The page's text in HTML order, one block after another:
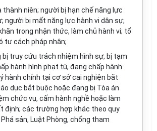
thành niên; người bị hạn chế năng lực
người bị mất năng lực hành vi dân sự;
trong nhận thức, làm chủ hành vi; tổ
tư cách pháp nhân;
bị truy cứu trách nhiệm hình sự, bị tạm
hành hình phạt tù, đang chấp hành
hành chính tại cơ sở cai nghiện bắt
dục bắt buộc hoặc đang bị Tòa án
chức vụ, cấm hành nghề hoặc làm
định; các trường hợp khác theo quy
sản, Luật Phòng, chống tham